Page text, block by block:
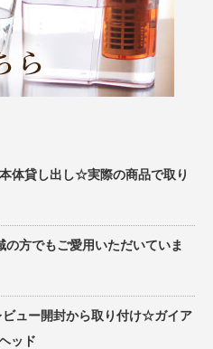
体貸し出し☆実際の商品で取り
の方でもご愛用いただいていま
ュー開封から取り付け☆ガイア
ッド